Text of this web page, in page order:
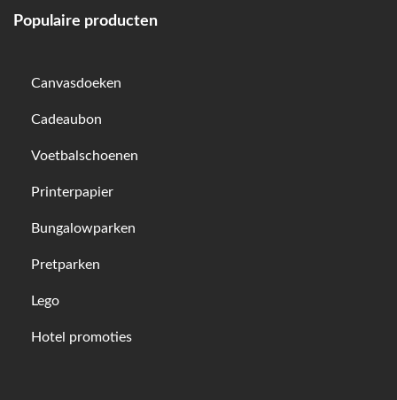
Populaire producten
Canvasdoeken
Cadeaubon
Voetbalschoenen
Printerpapier
Bungalowparken
Pretparken
Lego
Hotel promoties